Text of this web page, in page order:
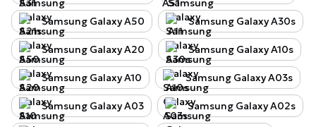
Samsung Galaxy A50 Samsung Galaxy A30s
Samsung Galaxy A20 Samsung Galaxy A10s
Samsung Galaxy A10 Samsung Galaxy A03s
Samsung Galaxy A03 Samsung Galaxy A02s